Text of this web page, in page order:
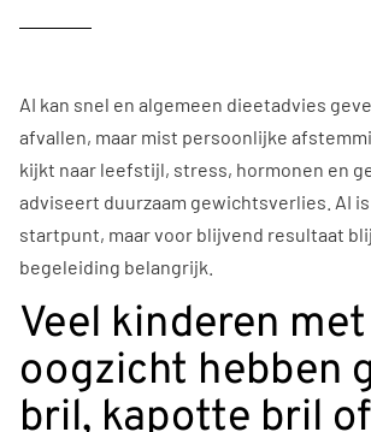
AI kan snel en algemeen dieetadvies
afvallen, maar mist persoonlijke
kijkt naar leefstijl, stress, hormonen en
adviseert duurzaam gewichtsverlies. AI
startpunt, maar voor blijvend resultaat
begeleiding belangrijk.
Veel kinderen
oogzicht hebben
bril, kapotte bril